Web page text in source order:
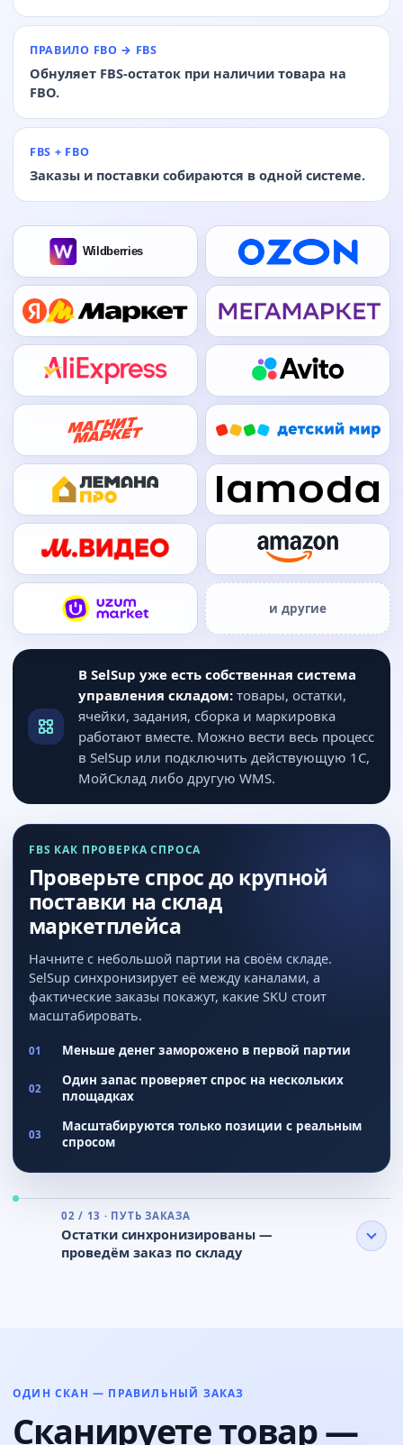
ПРАВИЛО FBO → FBS
Обнуляет FBS-остаток при наличии товара на
FBO.
FBS + FBO
Заказы и поставки собираются в одной системе.
и другие
В SelSup уже есть собственная система
управления складом: товары, остатки,
ячейки, задания, сборка и маркировка
работают вместе. Можно вести весь процесс
в SelSup или подключить действующую 1С,
МойСклад либо другую WMS.
FBS КАК ПРОВЕРКА СПРОСА
Проверьте спрос до крупной
поставки на склад
маркетплейса
Начните с небольшой партии на своём складе.
SelSup синхронизирует её между каналами, а
фактические заказы покажут, какие SKU стоит
масштабировать.
01 Меньше денег заморожено в первой партии
02
Один запас проверяет спрос на нескольких
площадках
03
Масштабируются только позиции с реальным
спросом
02 / 13 · ПУТЬ ЗАКАЗА
Остатки синхронизированы —
проведём заказ по складу
ОДИН СКАН — ПРАВИЛЬНЫЙ ЗАКАЗ
Сканируете товар —